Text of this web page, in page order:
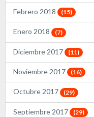
Febrero 2018 (15)
Enero 2018 (7)
Diciembre 2017 (11)
Noviembre 2017 (16)
Octubre 2017 (29)
Septiembre 2017 (29)